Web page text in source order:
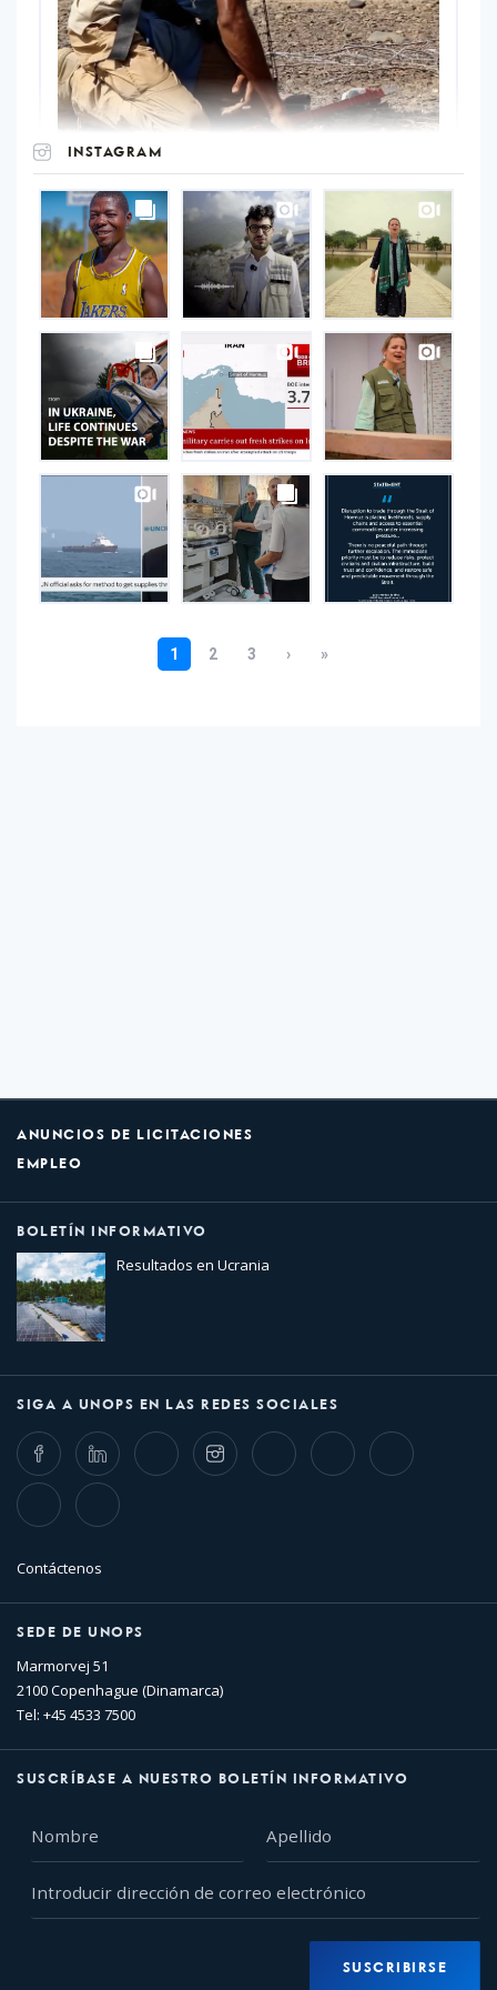
INSTAGRAM
UNOPS
on
Instagram
ANUNCIOS DE LICITACIONES
EMPLEO
BOLETÍN INFORMATIVO
Resultados en Ucrania
SIGA A UNOPS EN LAS REDES SOCIALES
FacebookLinkedIn Twitter InstagramWhatsappBluesky Threads
TikTok Flickr
Contáctenos
SEDE DE UNOPS
Marmorvej 51
2100 Copenhague (Dinamarca)
Tel: +45 4533 7500
SUSCRÍBASE A NUESTRO BOLETÍN INFORMATIVO
dirección
SUSCRIBIRSE